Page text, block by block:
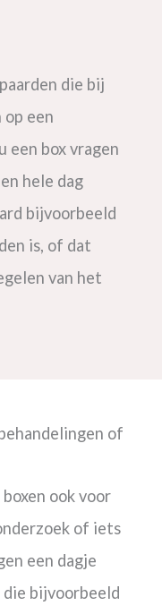
die bij
een
een box vragen
hele dag
bijvoorbeeld
is, of dat
van het
of
ook voor
of iets
een dagje
bijvoorbeeld